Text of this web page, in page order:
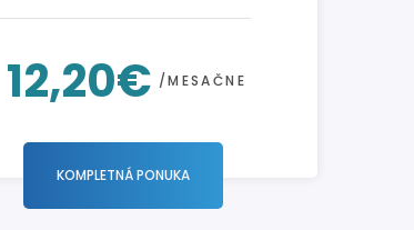
12,20€ /MESAČNE
KOMPLETNÁ PONUKA